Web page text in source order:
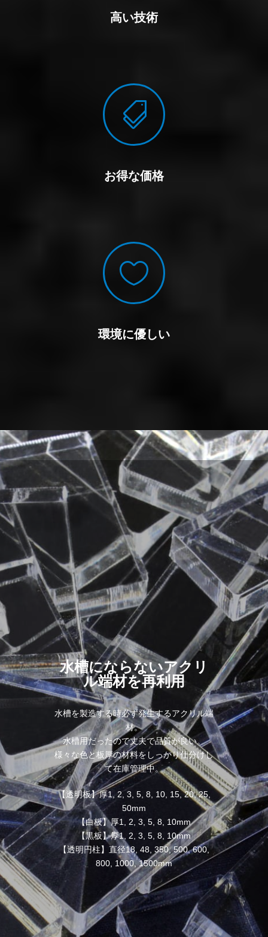
高い技術

お得な価格

環境に優しい
水槽にならないアクリ
ル端材を再利用
水槽を製造する時必ず発生するアクリル端
材。
水槽用だったので丈夫で品質が良い。
様々な色と板厚の材料をしっかり仕分けし
て在庫管理中。
【透明板】厚1, 2, 3, 5, 8, 10, 15, 20, 25,
50mm
【白板】厚1, 2, 3, 5, 8, 10mm
【黒板】厚1, 2, 3, 5, 8, 10mm
【透明円柱】直径18, 48, 350, 500, 600,
800, 1000, 1500mm